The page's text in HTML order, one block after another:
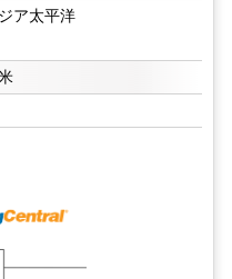
ア太平洋
CC BY 4.0の表示が必要です。